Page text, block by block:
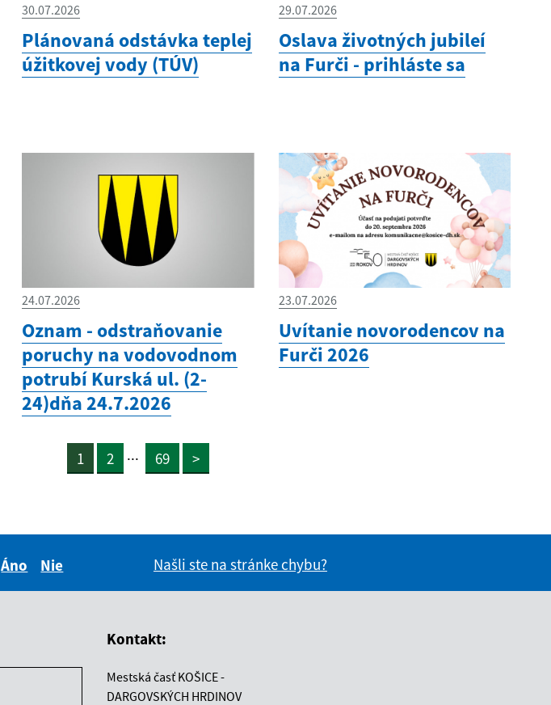
30.07.2026
Plánovaná odstávka teplej
úžitkovej vody (TÚV)
29.07.2026
Oslava životných jubileí
na Furči - prihláste sa
24.07.2026
Oznam - odstraňovanie
poruchy na vodovodnom
potrubí Kurská ul. (2-
24)dňa 24.7.2026
23.07.2026
Uvítanie novorodencov na
Furči 2026
1 2 ... 69 >
Áno
Nie
Našli ste na stránke chybu?
Kontakt:
Mestská časť KOŠICE -
DARGOVSKÝCH HRDINOV